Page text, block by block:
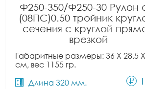
Ф250-350/Ф250-30 Рулон
(08ПС)0.50 тройник
сечения с круглой
врезкой
Габаритные размеры: 36 X 28.5
см, вес 1155 гр.
Длина 320 мм.